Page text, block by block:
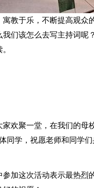
教于乐，不断提高观众
们该怎么去写主持词呢
欢聚一堂，在我们的母
同学，祝愿老师和同学
加这次活动表示最热烈